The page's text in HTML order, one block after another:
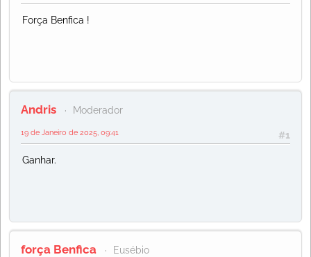
Força Benfica !
Andris Moderador
#1
19 de Janeiro de 2025, 09:41
Ganhar.
força Benfica Eusébio